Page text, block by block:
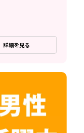
詳細を見る